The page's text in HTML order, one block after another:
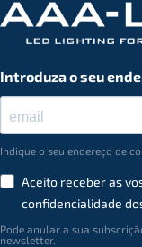
Introduza o seu
Indique o seu endereço de
Aceito receber as
conﬁdencialidade
Pode anular a sua
newsletter.